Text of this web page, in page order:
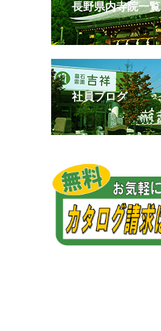
長野県内寺院一覧
社員ブログ